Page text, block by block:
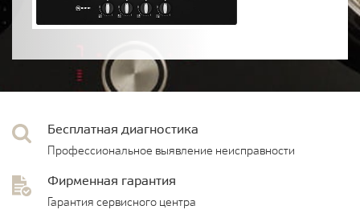
Бесплатная диагностика
Профессиональное выявление неисправности
Фирменная гарантия
Гарантия сервисного центра